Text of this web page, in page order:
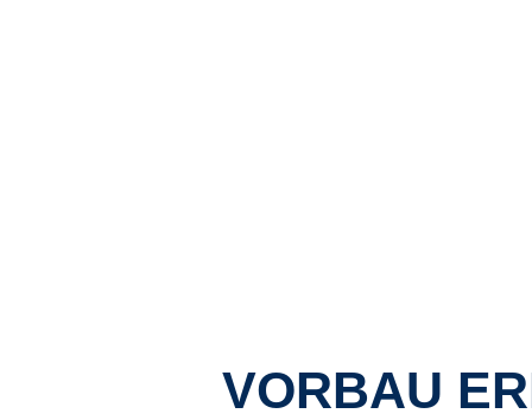
VORBAU